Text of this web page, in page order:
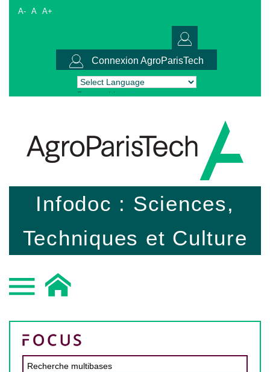
A- A A+
Connexion AgroParisTech
Powered by Translate
Infodoc : Sciences,
Techniques et Culture